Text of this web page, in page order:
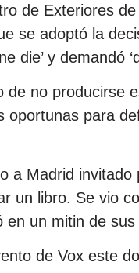
de Exteriores
se adoptó la
die’ y demandó
de no producirse
oportunas para
a Madrid
un libro. Se vio
en un mitin de
de Vox este